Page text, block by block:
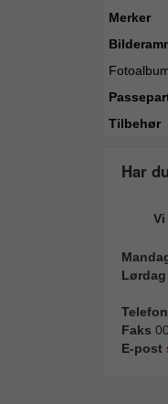
Merker
Tilbehør
Har
Lørdag
Telefon
Faks
E-post